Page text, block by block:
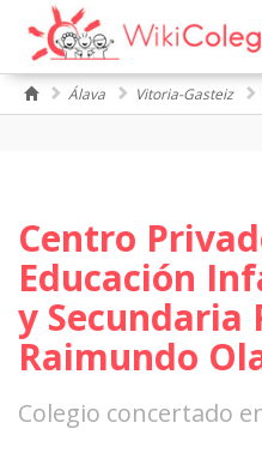
Álava Vitoria-Gasteiz
Centro
Educación
y Secundaria
Raimundo
Colegio concertado